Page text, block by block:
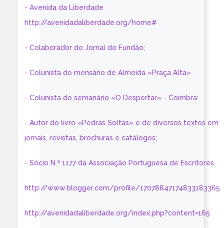
- Avenida da Liberdade
http://avenidadaliberdade.org/home#
- Colaborador do Jornal do Fundão;
- Colunista do mensário de Almeida «Praça Alta»
- Colunista do semanário «O Despertar» - Coimbra:
- Autor do livro «Pedras Soltas» e de diversos textos em
jornais, revistas, brochuras e catálogos;
- Sócio N.º 1177 da Associação Portuguesa de Escritores
http://www.blogger.com/profile/17078847174833183365
http://avenidadaliberdade.org/index.php?content=165